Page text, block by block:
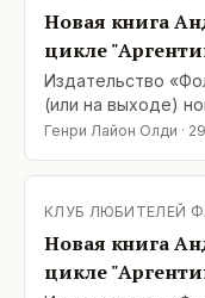
Новая книга
цикле
Издательство
(или на выходе)
четвертая в
трилогия стоит в
Генри Лайон Олди ·
КЛУБ ЛЮБИТЕЛЕЙ
Новая книга
цикле